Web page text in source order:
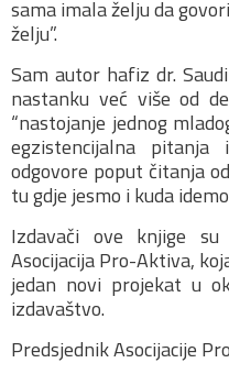
sama imala želju da
želju”.
Sam autor hafiz dr.
nastanku već više od
“nastojanje jednog
egzistencijalna
odgovore poput čitanja
tu gdje jesmo i kuda
Izdavači ove knjige
Asocijacija Pro-Aktiva,
jedan novi projekat u
izdavaštvo.
Predsjednik Asocijacije